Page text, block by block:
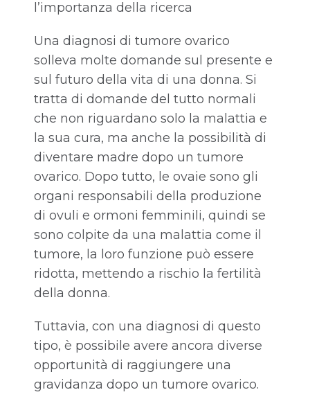
l’importanza della ricerca
Una diagnosi di tumore ovarico
solleva molte domande sul presente e
sul futuro della vita di una donna. Si
tratta di domande del tutto normali
che non riguardano solo la malattia e
la sua cura, ma anche la possibilità di
diventare madre dopo un tumore
ovarico. Dopo tutto, le ovaie sono gli
organi responsabili della produzione
di ovuli e ormoni femminili, quindi se
sono colpite da una malattia come il
tumore, la loro funzione può essere
ridotta, mettendo a rischio la fertilità
della donna.
Tuttavia, con una diagnosi di questo
tipo, è possibile avere ancora diverse
opportunità di raggiungere una
gravidanza dopo un tumore ovarico.